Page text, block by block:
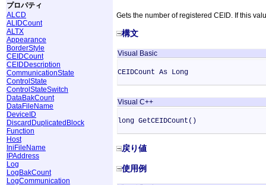
プロパティ
ALCD
ALIDCount
ALTX
Appearance
BorderStyle
CEIDCount
CEIDDescription
CommunicationState
ControlState
ControlStateSwitch
DataBakCount
DataFileName
DeviceID
DiscardDuplicatedBlock
Function
Host
IniFileName
IPAddress
Log
LogBakCount
LogCommunication
Gets the number of registered CEID. If this
構文
Visual Basic
CEIDCount As Long
Visual C++
long GetCEIDCount()
戻り値
使用例